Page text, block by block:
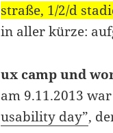
straße, 1/2/d
in aller kürze:
ux camp und
am 9.11.2013
usability day”,